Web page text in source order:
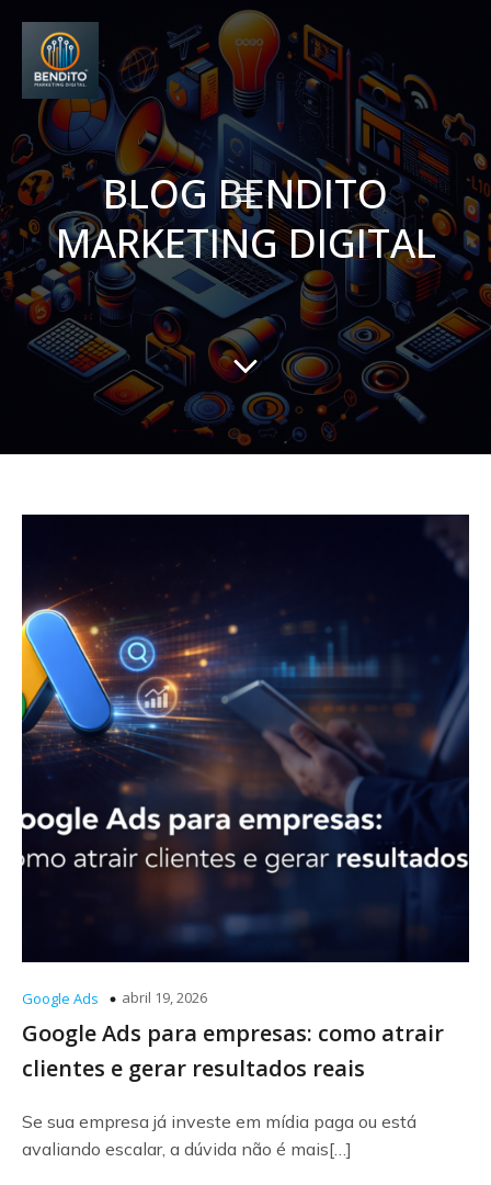
BLOG BENDITO
MARKETING DIGITAL
Google Ads abril 19, 2026
Google Ads para empresas: como atrair
clientes e gerar resultados reais
Se sua empresa já investe em mídia paga ou está
avaliando escalar, a dúvida não é mais[…]